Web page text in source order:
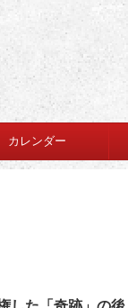
カレンダー